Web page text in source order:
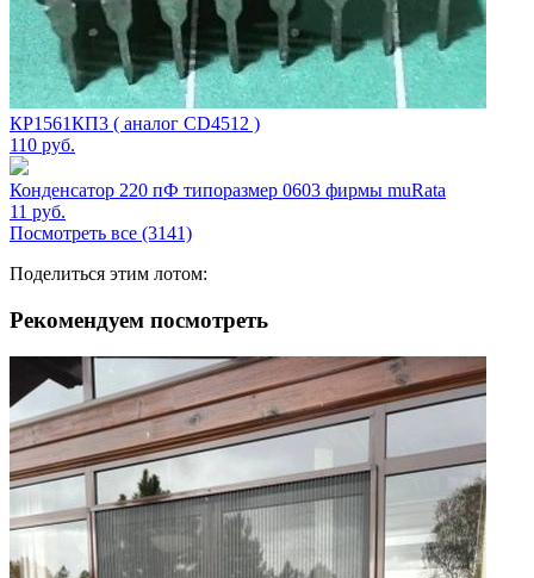
КР1561КП3 ( аналог CD4512 )
110 руб.
Конденсатор 220 пФ типоразмер 0603 фирмы muRata
11 руб.
Посмотреть все (3141)
Поделиться этим лотом:
Рекомендуем посмотреть